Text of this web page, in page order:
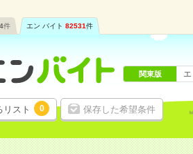
件 エン バイト 82531件
リスト 0 保存した希望条件
関東版